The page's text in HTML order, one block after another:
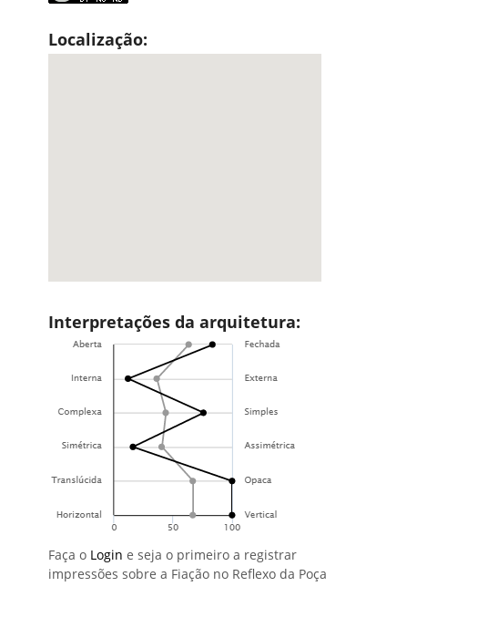
Localização:
Interpretações da arquitetura:
Faça o Login e seja o primeiro a registrar
impressões sobre a Fiação no Reflexo da Poça